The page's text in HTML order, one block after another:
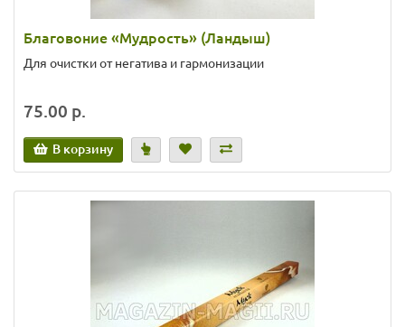
Благовоние «Мудрость» (Ландыш)
Для очистки от негатива и гармонизации
75.00 р.
В корзину